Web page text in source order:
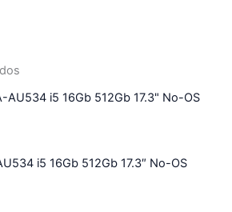
i5 16Gb 512Gb 17.3″ No-OS